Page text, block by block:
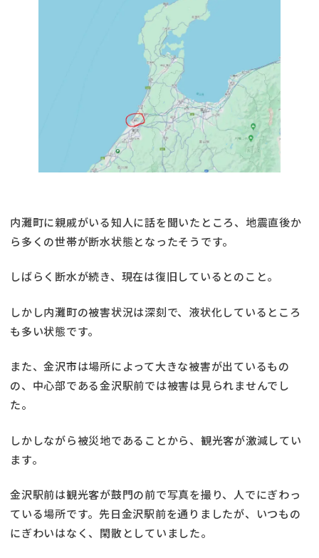
内灘町に親戚がいる知人に話を聞いたところ、地震直後か
ら多くの世帯が断水状態となったそうです。
しばらく断水が続き、現在は復旧しているとのこと。
しかし内灘町の被害状況は深刻で、液状化しているところ
も多い状態です。
また、金沢市は場所によって大きな被害が出ているもの
の、中心部である金沢駅前では被害は見られませんでし
た。
しかしながら被災地であることから、観光客が激減してい
ます。
金沢駅前は観光客が鼓門の前で写真を撮り、人でにぎわっ
ている場所です。先日金沢駅前を通りましたが、いつもの
にぎわいはなく、閑散としていました。